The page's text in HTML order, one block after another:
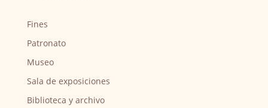
Fines
Patronato
Museo
Sala de exposiciones
Biblioteca y archivo